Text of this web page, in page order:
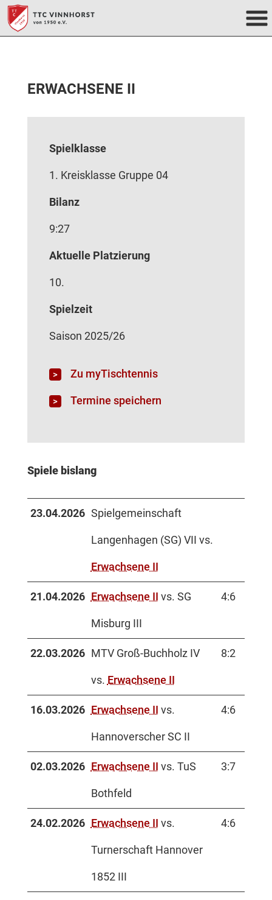
ERWACHSENE II
Spielklasse
1. Kreisklasse Gruppe 04
Bilanz
9:27
Aktuelle Platzierung
10.
Spielzeit
Saison 2025/26
Zu myTischtennis
Termine speichern
Spiele bislang
23.04.2026 Spielgemeinschaft
Langenhagen (SG) VII vs.
Erwachsene II
21.04.2026 Erwachsene II vs. SG
Misburg III
4:6
22.03.2026 MTV Groß-Buchholz IV
vs. Erwachsene II
8:2
16.03.2026 Erwachsene II vs.
Hannoverscher SC II
4:6
02.03.2026 Erwachsene II vs. TuS
Bothfeld
3:7
24.02.2026 Erwachsene II vs.
Turnerschaft Hannover
1852 III
4:6